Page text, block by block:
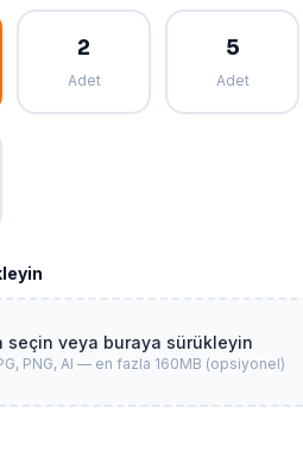
2
Adet
5
Adet
seçin veya buraya sürükleyin
PNG, AI — en fazla 160MB (opsiyonel)